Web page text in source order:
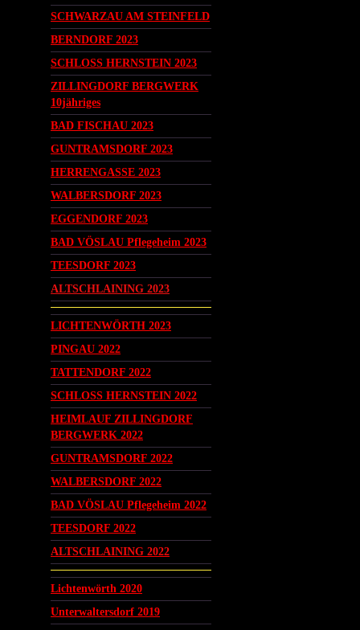
SCHWARZAU AM STEINFELD
BERNDORF 2023
SCHLOSS HERNSTEIN 2023
ZILLINGDORF BERGWERK
10jähriges
BAD FISCHAU 2023
GUNTRAMSDORF 2023
HERRENGASSE 2023
WALBERSDORF 2023
EGGENDORF 2023
BAD VÖSLAU Pflegeheim 2023
TEESDORF 2023
ALTSCHLAINING 2023
LICHTENWÖRTH 2023
PINGAU 2022
TATTENDORF 2022
SCHLOSS HERNSTEIN 2022
HEIMLAUF ZILLINGDORF
BERGWERK 2022
GUNTRAMSDORF 2022
WALBERSDORF 2022
BAD VÖSLAU Pflegeheim 2022
TEESDORF 2022
ALTSCHLAINING 2022
Lichtenwörth 2020
Unterwaltersdorf 2019